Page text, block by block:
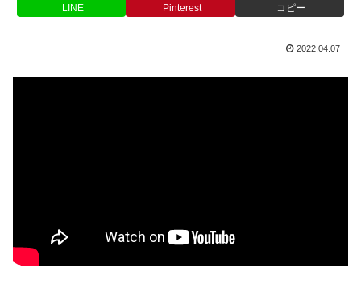
LINE Pinterest コピー
2022.04.07